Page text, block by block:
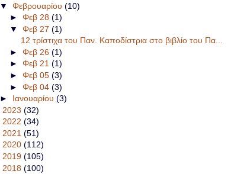
▼ Φεβρουαρίου (10)
►Φεβ 28(1)
▼Φεβ 27(1)
12 τρίστιχα του Παν. Καποδίστρια στο βιβλίο του Πα...
►Φεβ 26(1)
►Φεβ 21(1)
►Φεβ 05(3)
►Φεβ 04(3)
► Ιανουαρίου (3)
2023 (32)
2022 (34)
2021 (51)
2020 (112)
2019 (105)
2018 (100)